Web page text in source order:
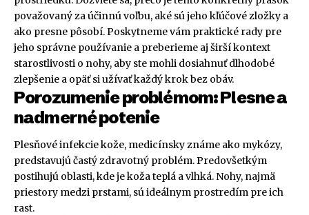
považovaný za účinnú voľbu, aké sú jeho kľúčové zložky a
ako presne pôsobí. Poskytneme vám praktické rady pre
jeho správne používanie a preberieme aj širší kontext
starostlivosti o nohy, aby ste mohli dosiahnuť dlhodobé
zlepšenie a opäť si užívať každý krok bez obáv.
Porozumenie problémom: Plesne a
nadmerné potenie
Plesňové infekcie kože, medicínsky známe ako mykózy,
predstavujú častý zdravotný problém. Predovšetkým
postihujú oblasti, kde je koža teplá a vlhká. Nohy, najmä
priestory medzi prstami, sú ideálnym prostredím pre ich
rast.